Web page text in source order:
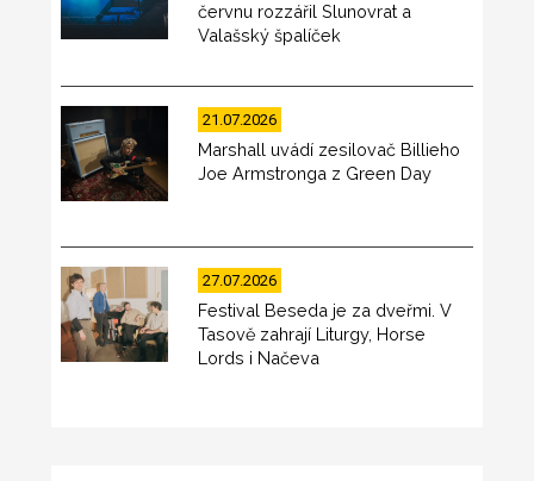
červnu rozzářil Slunovrat a
Valašský špalíček
21.07.2026
Marshall uvádí zesilovač Billieho
Joe Armstronga z Green Day
27.07.2026
Festival Beseda je za dveřmi. V
Tasově zahrají Liturgy, Horse
Lords i Načeva